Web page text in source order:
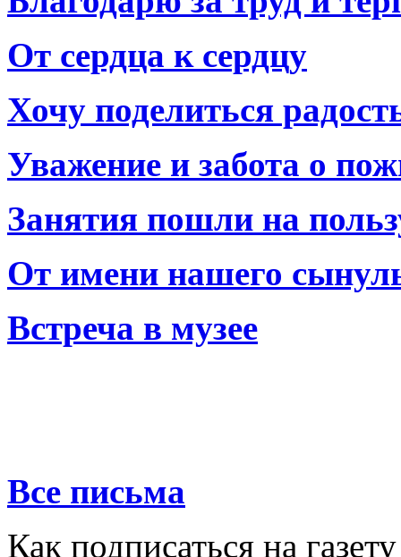
От сердца к сердцу
Хочу поделиться
Уважение и забота о
Занятия пошли на
От имени нашего
Встреча в музее
Все письма
Как подписаться на газету